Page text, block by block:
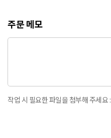
주문 메모
작업 시 필요한 파일을 첨부해 주세요 :